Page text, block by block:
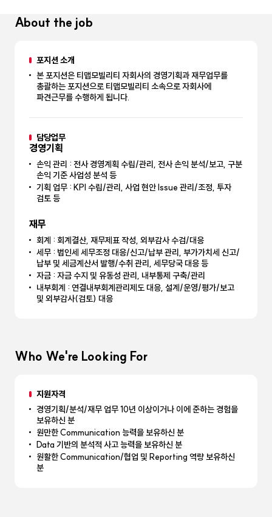
About the job
포지션 소개
본 포지션은 티맵모빌리티 자회사의 경영기획과 재무업무를
총괄하는 포지션으로 티맵모빌리티 소속으로 자회사에
파견근무를 수행하게 됩니다.
담당업무
경영기획
손익 관리 : 전사 경영계획 수립/관리, 전사 손익 분석/보고, 구분
손익 기준 사업성 분석 등
기획 업무 : KPI 수립/관리, 사업 현안 Issue 관리/조정, 투자
검토 등
재무
회계 : 회계결산, 재무제표 작성, 외부감사 수검/대응
세무 : 법인세 세무조정 대응/신고/납부 관리, 부가가치세 신고/
납부 및 세금계산서 발행/수취 관리, 세무당국 대응 등
자금 : 자금 수지 및 유동성 관리, 내부통제 구축/관리
내부회계 : 연결내부회계관리제도 대응, 설계/운영/평가/보고
및 외부감사(검토) 대응
Who We're Looking For
지원자격
경영기획/분석/재무 업무 10년 이상이거나 이에 준하는 경험을
보유하신 분
원만한 Communication 능력을 보유하신 분
Data 기반의 분석적 사고 능력을 보유하신 분
원활한 Communication/협업 및 Reporting 역량 보유하신
분